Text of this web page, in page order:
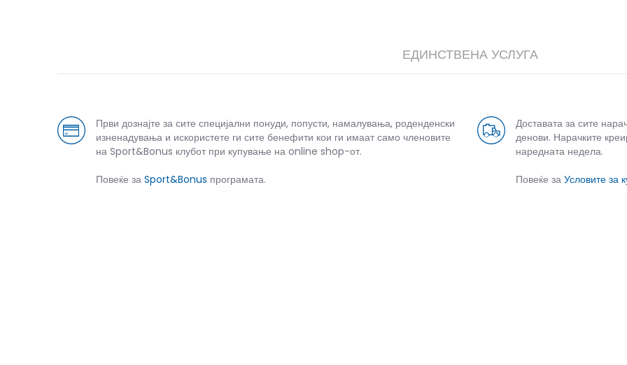
ЕДИНСТВЕНА УСЛУГА
Први дознајте за сите специјални понуди, попусти, намалувања, роденденски
изненадувања и искористете ги сите бенефити кои ги имаат само членовите
на Sport&Bonus клубот при купување на online shop-от.
Повеќе за Sport&Bonus програмата.
Доставата за сите
денови. Нарачките
наредната недела.
Повеќе за Условите за